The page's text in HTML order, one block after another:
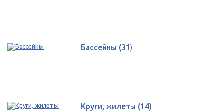
Бассейны (31)
Круги, жилеты (14)